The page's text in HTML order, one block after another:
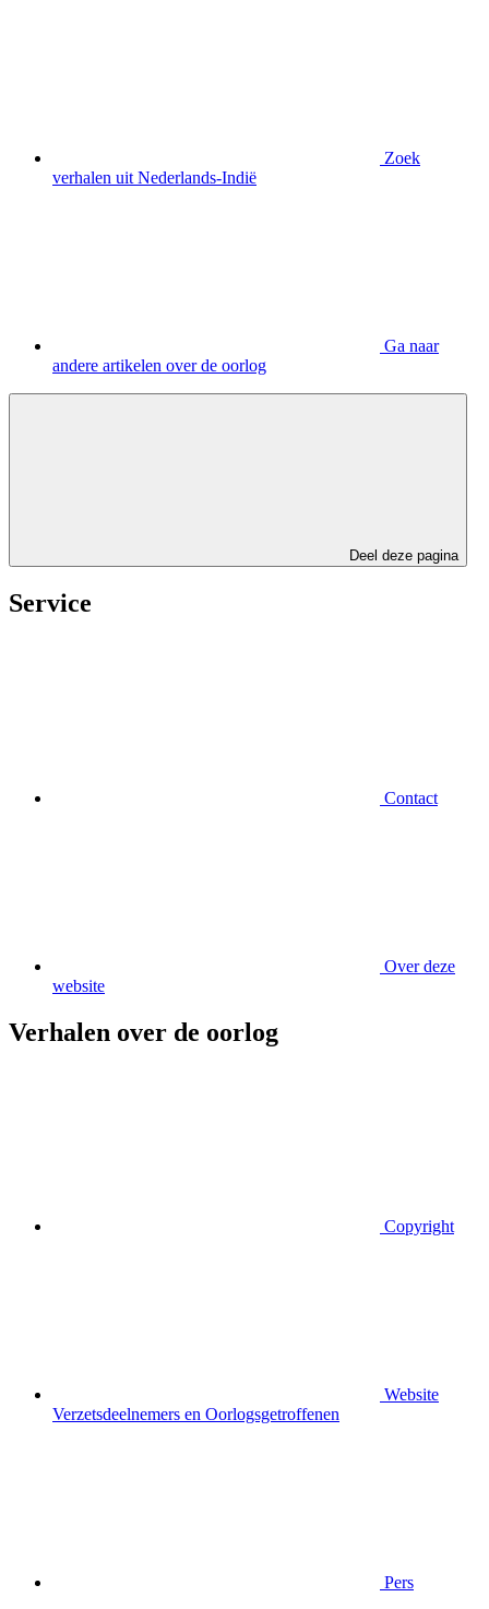
Zoek
verhalen uit Nederlands-Indië
Ga naar
andere artikelen over de oorlog
Deel deze pagina
Service
Contact
Over deze
website
Verhalen over de oorlog
Copyright
Website
Verzetsdeelnemers en Oorlogsgetroffenen
Pers